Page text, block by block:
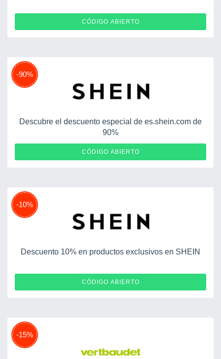
CÓDIGO ABIERTOCESUGHT122425
-90%
Descubre el descuento especial de es.shein.com de
90%
CÓDIGO ABIERTO
-10%
Descuento 10% en productos exclusivos en SHEIN
CÓDIGO ABIERTO
-15%